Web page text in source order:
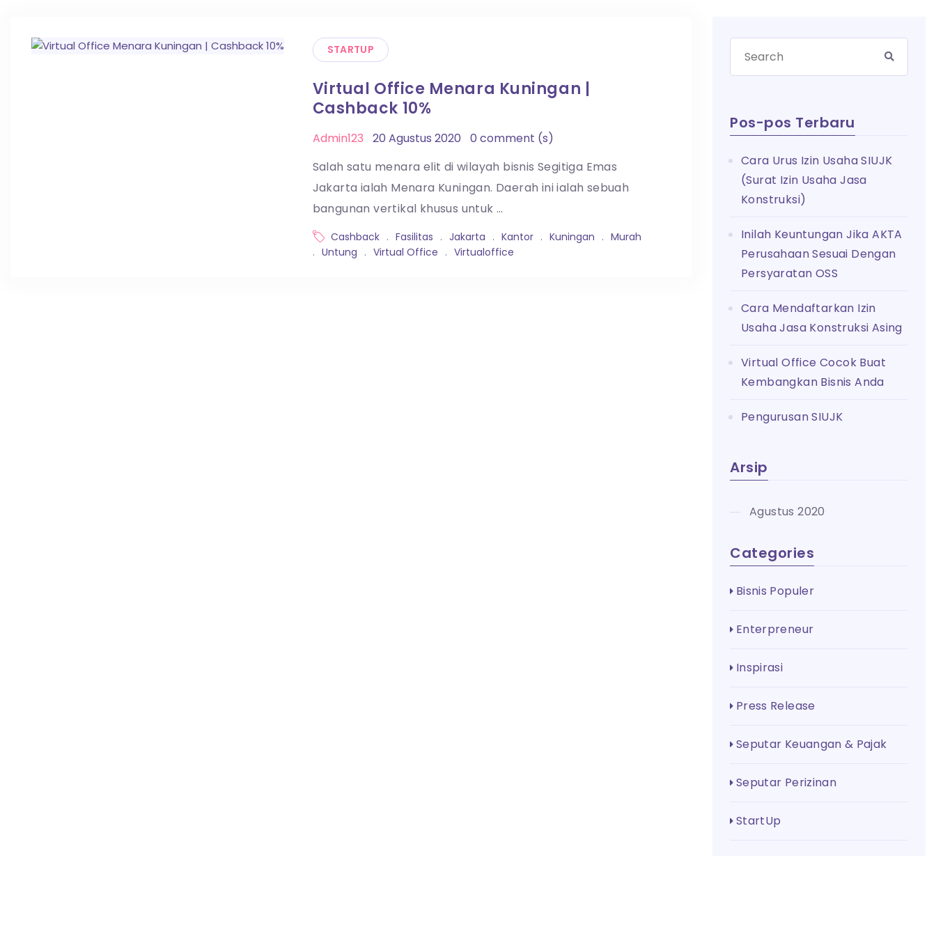
STARTUP
Virtual Office Menara Kuningan |
Cashback 10%
Admin123 20 Agustus 2020
0 comment (s)
Salah satu menara elit di wilayah bisnis Segitiga Emas
Jakarta ialah Menara Kuningan. Daerah ini ialah sebuah
bangunan vertikal khusus untuk …
Cashback . Fasilitas . Jakarta . Kantor . Kuningan . Murah
. Untung . Virtual Office . Virtualoffice
Pos-pos Terbaru
Cara Urus Izin Usaha SIUJK
(Surat Izin Usaha Jasa
Konstruksi)
Inilah Keuntungan Jika AKTA
Perusahaan Sesuai Dengan
Persyaratan OSS
Cara Mendaftarkan Izin
Usaha Jasa Konstruksi Asing
Virtual Office Cocok Buat
Kembangkan Bisnis Anda
Pengurusan SIUJK
Arsip
Agustus 2020
Categories
Bisnis Populer
Enterpreneur
Inspirasi
Press Release
Seputar Keuangan & Pajak
Seputar Perizinan
StartUp